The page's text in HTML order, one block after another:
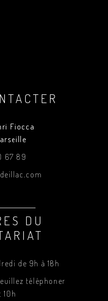
Fiocca
67 89
DU
de 9h à 18h
téléphoner
10h